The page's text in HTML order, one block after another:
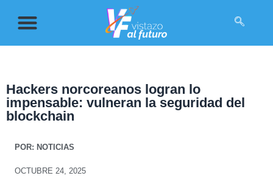
Hackers norcoreanos logran lo
impensable: vulneran la seguridad del
blockchain
POR: NOTICIAS
OCTUBRE 24, 2025